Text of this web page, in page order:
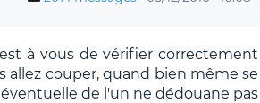
à vous de vérifier correctement
allez couper, quand bien même se
de l'un ne dédouane pas